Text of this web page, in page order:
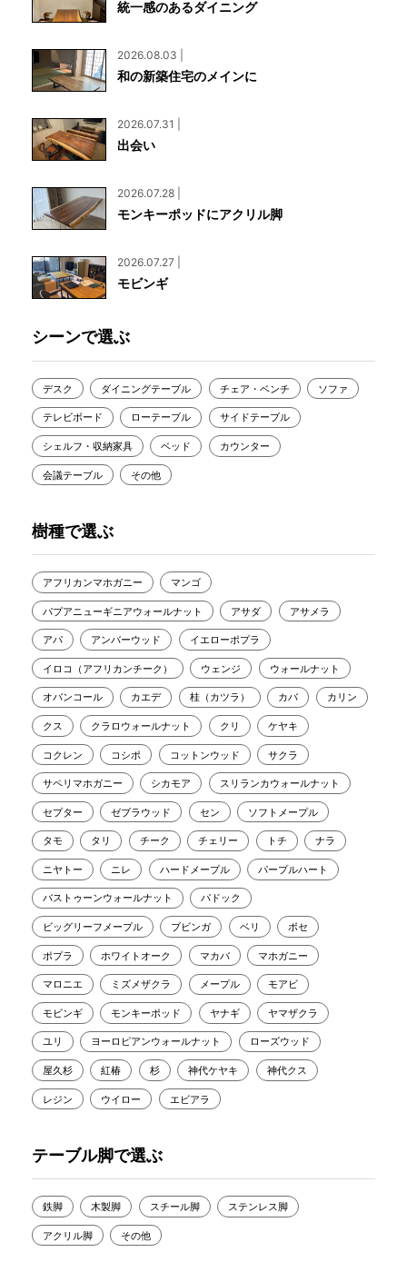
統一感のあるダイニング
2026.08.03 |
和の新築住宅のメインに
2026.07.31 |
出会い
2026.07.28 |
モンキーポッドにアクリル脚
2026.07.27 |
モビンギ
シーンで選ぶ
デスク ダイニングテーブル チェア・ベンチ ソファ
テレビボード ローテーブル サイドテーブル
シェルフ・収納家具 ベッド カウンター
会議テーブル その他
樹種で選ぶ
アフリカンマホガニー マンゴ
パプアニューギニアウォールナット アサダ アサメラ
アパ アンバーウッド イエローポプラ
イロコ（アフリカンチーク） ウェンジ ウォールナット
オバンコール カエデ 桂（カツラ） カバ カリン
クス クラロウォールナット クリ ケヤキ
コクレン コシポ コットンウッド サクラ
サペリマホガニー シカモア スリランカウォールナット
セプター ゼブラウッド セン ソフトメープル
タモ タリ チーク チェリー トチ ナラ
ニヤトー ニレ ハードメープル パープルハート
バストゥーンウォールナット パドック
ビッグリーフメープル ブビンガ ベリ ボセ
ポプラ ホワイトオーク マカバ マホガニー
マロニエ ミズメザクラ メープル モアビ
モビンギ モンキーポッド ヤナギ ヤマザクラ
ユリ ヨーロピアンウォールナット ローズウッド
屋久杉 紅椿 杉 神代ケヤキ 神代クス
レジン ウイロー エビアラ
テーブル脚で選ぶ
鉄脚 木製脚 スチール脚 ステンレス脚
アクリル脚 その他